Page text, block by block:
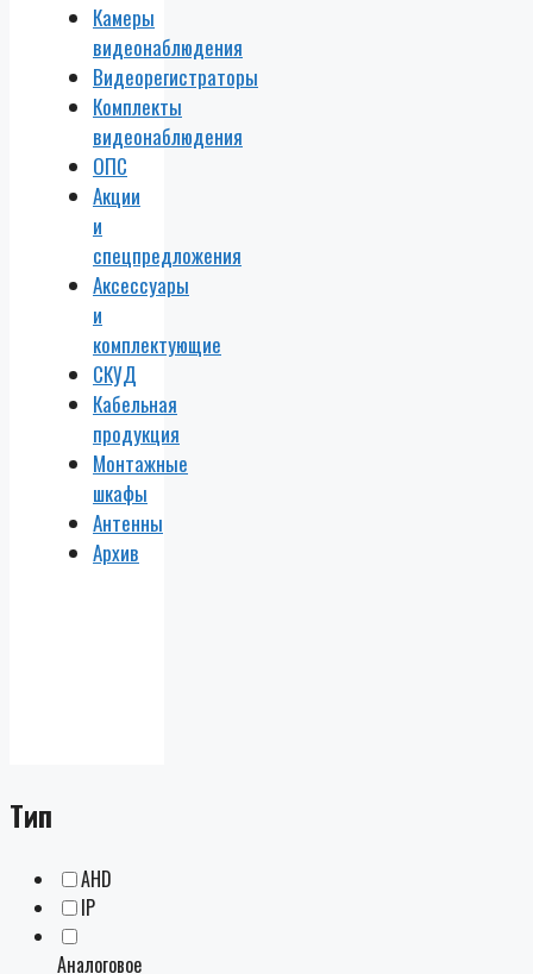
Камеры
видеонаблюдения
Видеорегистраторы
Комплекты
видеонаблюдения
ОПС
Акции
и
спецпредложения
Аксессуары
и
комплектующие
СКУД
Кабельная
продукция
Монтажные
шкафы
Антенны
Архив
Тип
AHD
IP
Аналоговое